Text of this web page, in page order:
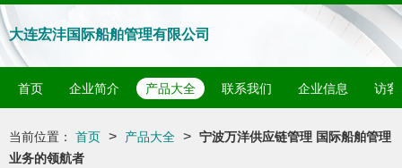
大连宏沣国际船舶管理有限公司
首页 企业简介 产品大全 联系我们 企业信息 访客
当前位置： 首页 > 产品大全 > 宁波万洋供应链管理 国际船舶管理
业务的领航者